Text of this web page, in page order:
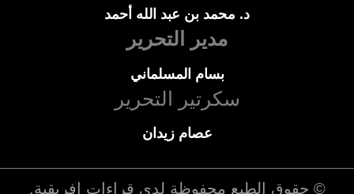
د. محمد بن عبد الله أحمد
مدير التحرير
بسام المسلماني
سكرتير التحرير
عصام زيدان
© حقوق الطبع محفوظة لدي قراءات إفريقية.